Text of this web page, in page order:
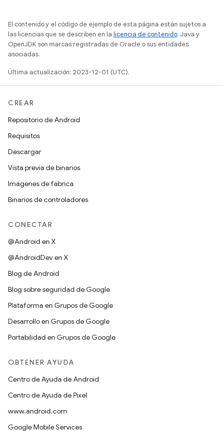
El contenido y el código de ejemplo de esta página están sujetos a
las licencias que se describen en la licencia de contenido. Java y
OpenJDK son marcas registradas de Oracle o sus entidades
asociadas.
Última actualización: 2023-12-01 (UTC).
CREAR
Repositorio de Android
Requisitos
Descargar
Vista previa de binarios
Imágenes de fábrica
Binarios de controladores
CONECTAR
@Android en X
@AndroidDev en X
Blog de Android
Blog sobre seguridad de Google
Plataforma en Grupos de Google
Desarrollo en Grupos de Google
Portabilidad en Grupos de Google
OBTENER AYUDA
Centro de Ayuda de Android
Centro de Ayuda de Pixel
www.android.com
Google Mobile Services